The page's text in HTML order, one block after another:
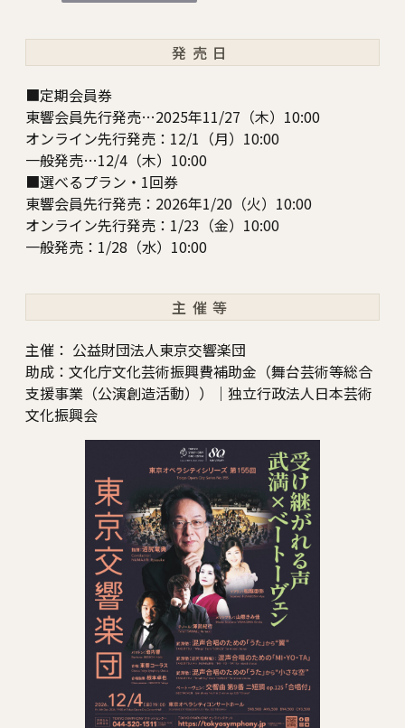
発売日
■定期会員券
東響会員先行発売…2025年11/27（木）10:00
オンライン先行発売：12/1（月）10:00
一般発売…12/4（木）10:00
■選べるプラン・1回券
東響会員先行発売：2026年1/20（火）10:00
オンライン先行発売：1/23（金）10:00
一般発売：1/28（水）10:00
主催等
主催： 公益財団法人東京交響楽団
助成：文化庁文化芸術振興費補助金（舞台芸術等総合
支援事業（公演創造活動））｜独立行政法人日本芸術
文化振興会